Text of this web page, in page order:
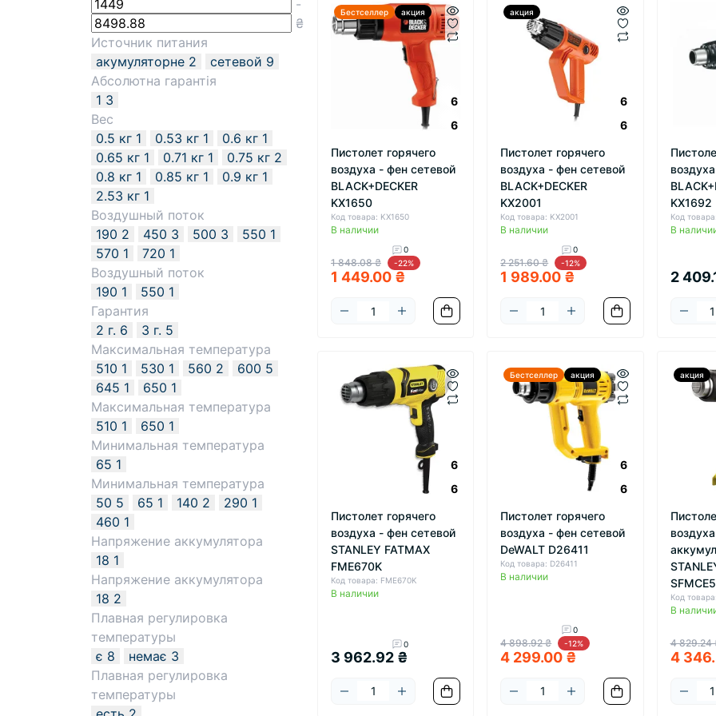
-
₴
Источник питания
акумуляторне 2 сетевой 9
Абсолютна гарантія
1 3
Вес
0.5 кг 1 0.53 кг 1 0.6 кг 1
0.65 кг 1 0.71 кг 1 0.75 кг 2
0.8 кг 1 0.85 кг 1 0.9 кг 1
2.53 кг 1
Воздушный поток
190 2 450 3 500 3 550 1
570 1 720 1
Воздушный поток
190 1 550 1
Гарантия
2 г. 6 3 г. 5
Максимальная температура
510 1 530 1 560 2 600 5
645 1 650 1
Максимальная температура
510 1 650 1
Минимальная температура
65 1
Минимальная температура
50 5 65 1 140 2 290 1
460 1
Напряжение аккумулятора
18 1
Напряжение аккумулятора
18 2
Плавная регулировка
температуры
є 8 немає 3
Плавная регулировка
температуры
Бестселлер акция
6
6
Пистолет горячего
воздуха - фен сетевой
BLACK+DECKER
KX1650
Код товара: KX1650
В наличии
0
1 848.08 ₴ -22%
1 449.00 ₴
акция
6
6
Пистолет горячего
воздуха - фен сетевой
BLACK+DECKER
KX2001
Код товара: KX2001
В наличии
0
2 251.60 ₴ -12%
1 989.00 ₴
KX1692
Код
В
2
6
6
Пистолет горячего
воздуха - фен сетевой
STANLEY FATMAX
FME670K
Код товара: FME670K
В наличии
0
3 962.92 ₴
Бестселлер акция
6
6
Пистолет горячего
воздуха - фен сетевой
DeWALT D26411
Код товара: D26411
В наличии
0
4 898.92 ₴ -12%
4 299.00 ₴
акция
воздуха
Код
В
4 829.24
4